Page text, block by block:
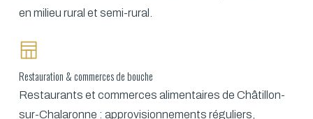
en milieu rural et semi-rural.
Restauration & commerces de bouche
Restaurants et commerces alimentaires de Châtillon-
sur-Chalaronne : approvisionnements réguliers,